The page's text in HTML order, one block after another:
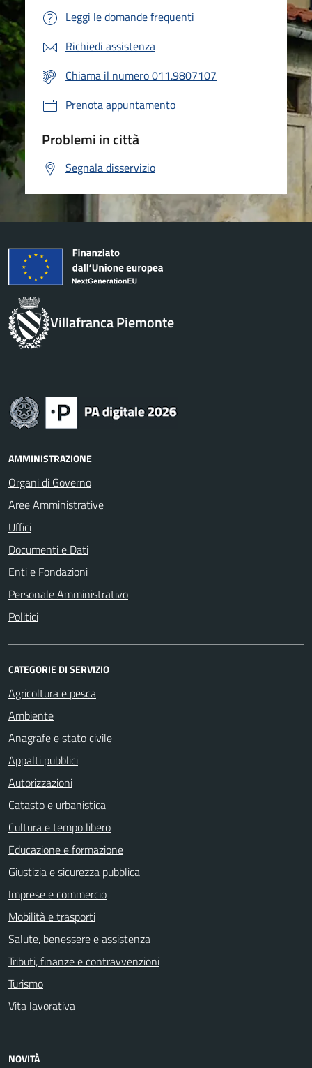
Leggi le domande frequenti
Richiedi assistenza
Chiama il numero 011.9807107
Prenota appuntamento
Problemi in città
Segnala disservizio
Villafranca Piemonte
AMMINISTRAZIONE
Organi di Governo
Aree Amministrative
Uffici
Documenti e Dati
Enti e Fondazioni
Personale Amministrativo
Politici
CATEGORIE DI SERVIZIO
Agricoltura e pesca
Ambiente
Anagrafe e stato civile
Appalti pubblici
Autorizzazioni
Catasto e urbanistica
Cultura e tempo libero
Educazione e formazione
Giustizia e sicurezza pubblica
Imprese e commercio
Mobilità e trasporti
Salute, benessere e assistenza
Tributi, finanze e contravvenzioni
Turismo
Vita lavorativa
NOVITÀ